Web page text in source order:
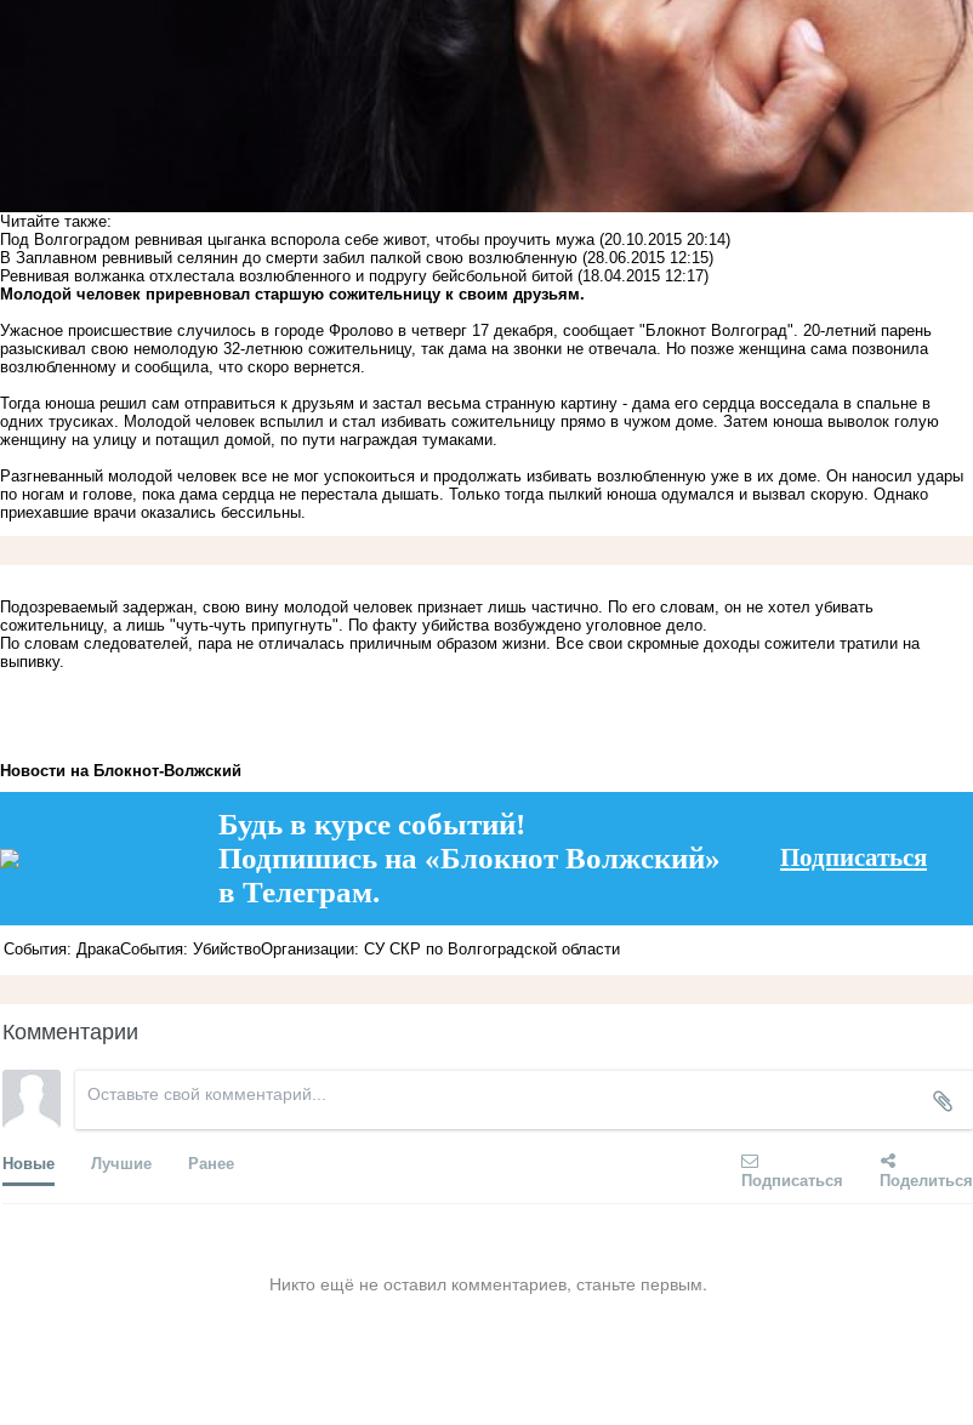
Читайте также:
Под Волгоградом ревнивая цыганка вспорола себе живот, чтобы проучить мужа (20.10.2015 20:14)
В Заплавном ревнивый селянин до смерти забил палкой свою возлюбленную (28.06.2015 12:15)
Ревнивая волжанка отхлестала возлюбленного и подругу бейсбольной битой (18.04.2015 12:17)
Молодой человек приревновал старшую сожительницу к своим друзьям.
Ужасное происшествие случилось в городе Фролово в четверг 17 декабря, сообщает "Блокнот Волгоград" . 20-летний парень
разыскивал свою немолодую 32-летнюю сожительницу, так дама на звонки не отвечала. Но позже женщина сама позвонила
возлюбленному и сообщила, что скоро вернется.
Тогда юноша решил сам отправиться к друзьям и застал весьма странную картину - дама его сердца восседала в спальне в
одних трусиках. Молодой человек вспылил и стал избивать сожительницу прямо в чужом доме. Затем юноша выволок голую
женщину на улицу и потащил домой, по пути награждая тумаками.
Разгневанный молодой человек все не мог успокоиться и продолжать избивать возлюбленную уже в их доме. Он наносил удары
по ногам и голове, пока дама сердца не перестала дышать. Только тогда пылкий юноша одумался и вызвал скорую. Однако
приехавшие врачи оказались бессильны.
Подозреваемый задержан, свою вину молодой человек признает лишь частично. По его словам, он не хотел убивать
сожительницу, а лишь "чуть-чуть припугнуть". По факту убийства возбуждено уголовное дело.
По словам следователей, пара не отличалась приличным образом жизни. Все свои скромные доходы сожители тратили на
выпивку.
Новости на Блoкнoт-Волжский
Будь в курсе событий!
Подпишись на «Блокнот Волжский»
в Телеграм.
Подписаться
События: ДракаСобытия: УбийствоОрганизации: СУ СКР по Волгоградской области
Комментарии
Новые Лучшие Ранее
Подписаться Поделиться
Никто ещё не оставил комментариев, станьте первым.